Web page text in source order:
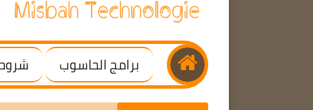
برامج الحاسوب